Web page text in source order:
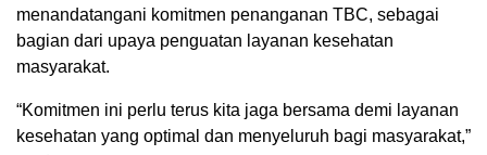
menandatangani komitmen penanganan TBC, sebagai
bagian dari upaya penguatan layanan kesehatan
masyarakat.
“Komitmen ini perlu terus kita jaga bersama demi layanan
kesehatan yang optimal dan menyeluruh bagi masyarakat,”